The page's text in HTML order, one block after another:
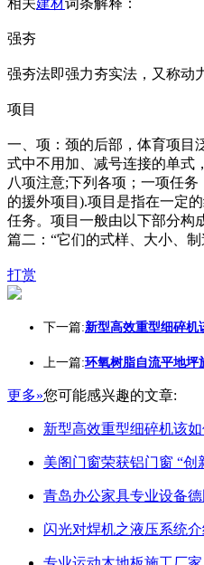
相关建材词条解释：
强夯
强夯法即强力夯实法，又称动
项目
一、项：颈的后部，体育项目
式中不用加、减号连接的单式
八项注意;下列各项；一项任
的援外项目).项目是指在一定
任务。项目一般由以下部分
篇二：“它们的式样、大小、
打赏
下一篇:新型高效重型细碎机
上一篇:环氧树脂自流平地坪
更多»您可能感兴趣的文章:
新型高效重型细碎机该
美阁门窗荣获铝门窗 “
青岛办公家具专业设备
闪光对焊机之液压系统